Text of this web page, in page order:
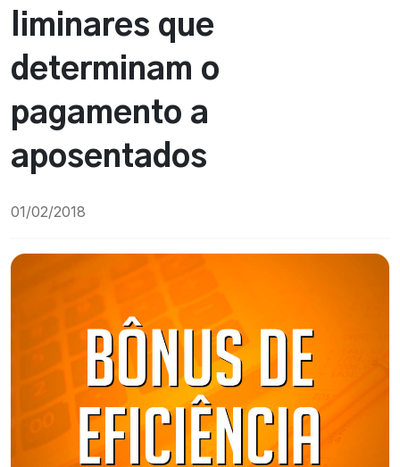
liminares que
determinam o
pagamento a
aposentados
01/02/2018